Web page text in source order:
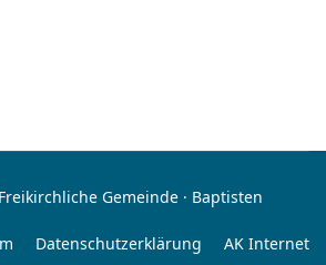
Gemeinde · Baptisten
Datenschutzerklärung AK Internet